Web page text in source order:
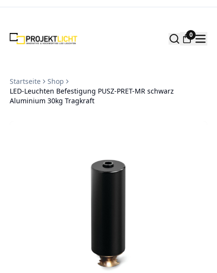
Zum Inhalt springen
0
Startseite
Shop
LED-Leuchten Befestigung PUSZ-PRET-MR schwarz
Aluminium 30kg Tragkraft